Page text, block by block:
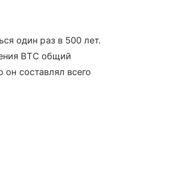
один раз в 500 лет.
BTC общий
составлял всего